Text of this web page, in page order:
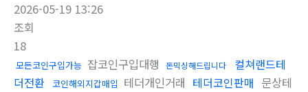
2026-05-19 13:26
조회
18
모든코인구입가능 잡코인구입대행 돈믹싱해드립니다
컬쳐랜드테
더전환 코인해외지갑매입 테더개인거래 테더코인판매 문상테